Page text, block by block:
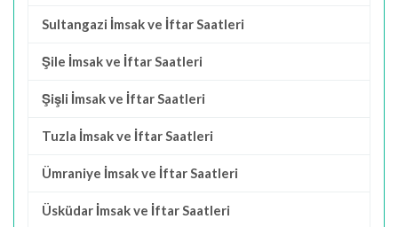
Sultangazi İmsak ve İftar Saatleri
Şile İmsak ve İftar Saatleri
Şişli İmsak ve İftar Saatleri
Tuzla İmsak ve İftar Saatleri
Ümraniye İmsak ve İftar Saatleri
Üsküdar İmsak ve İftar Saatleri